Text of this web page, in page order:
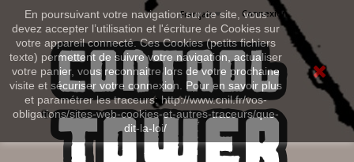
En poursuivant votre navigation sur ce site, vous
devez accepter l’utilisation et l'écriture de Cookies sur
votre appareil connecté. Ces Cookies (petits fichiers
texte) permettent de suivre votre navigation, actualiser
votre panier, vous reconnaitre lors de votre prochaine
visite et sécuriser votre connexion. Pour en savoir plus
et paramétrer les traceurs: http://www.cnil.fr/vos-
obligations/sites-web-cookies-et-autres-traceurs/que-
dit-la-loi/
Connexion
Français